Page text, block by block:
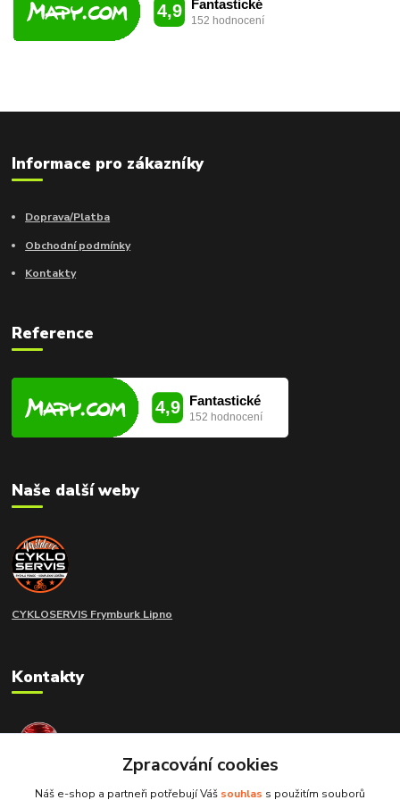
Informace pro zákazníky
Doprava/Platba
Obchodní podmínky
Kontakty
Reference
Naše další weby
CYKLOSERVIS Frymburk Lipno
Kontakty
extramoto STAFF
+420 775 266 214Zpracování cookies
Náš e-shop a partneři potřebují Váš souhlas s použitím souborů